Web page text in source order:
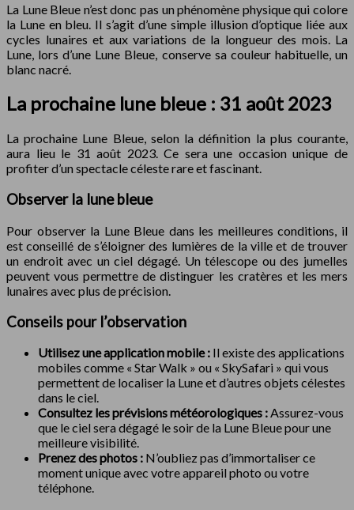
La Lune Bleue n’est donc pas un phénomène physique qui colore
la Lune en bleu. Il s’agit d’une simple illusion d’optique liée aux
cycles lunaires et aux variations de la longueur des mois. La
Lune, lors d’une Lune Bleue, conserve sa couleur habituelle, un
blanc nacré.
La prochaine lune bleue : 31 août 2023
La prochaine Lune Bleue, selon la définition la plus courante,
aura lieu le 31 août 2023. Ce sera une occasion unique de
profiter d’un spectacle céleste rare et fascinant.
Observer la lune bleue
Pour observer la Lune Bleue dans les meilleures conditions, il
est conseillé de s’éloigner des lumières de la ville et de trouver
un endroit avec un ciel dégagé. Un télescope ou des jumelles
peuvent vous permettre de distinguer les cratères et les mers
lunaires avec plus de précision.
Conseils pour l’observation
Utilisez une application mobile : Il existe des applications
mobiles comme « Star Walk » ou « SkySafari » qui vous
permettent de localiser la Lune et d’autres objets célestes
dans le ciel.
Consultez les prévisions météorologiques :Assurez-vous
que le ciel sera dégagé le soir de la Lune Bleue pour une
meilleure visibilité.
Prenez des photos : N’oubliez pas d’immortaliser ce
moment unique avec votre appareil photo ou votre
téléphone.